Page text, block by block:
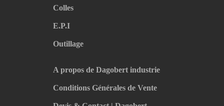
Colles
E.P.I
Outillage
A propos de Dagobert industrie
Conditions Générales de Vente